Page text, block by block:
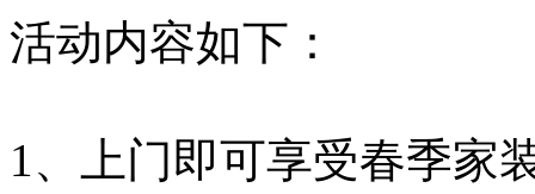
活动内容如下：
1、上门即可享受春季家